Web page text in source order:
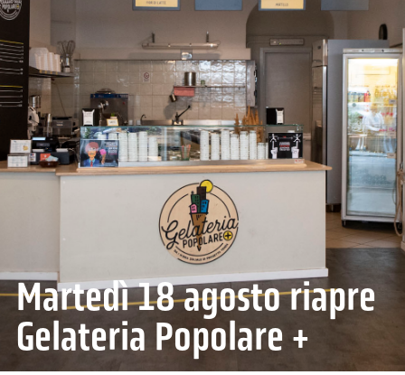
Martedì 18 agosto riapre
Gelateria Popolare +